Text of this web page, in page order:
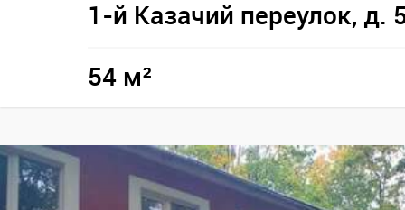
1-й Казачий переулок, д.
54 м²